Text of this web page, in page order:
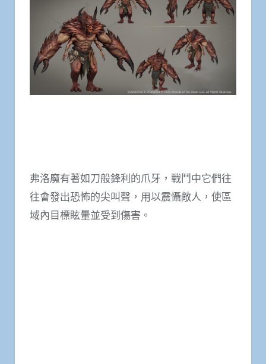
弗洛魔有著如刀般鋒利的爪牙，戰鬥中它們往
往會發出恐怖的尖叫聲，用以震懾敵人，使區
域內目標眩暈並受到傷害。